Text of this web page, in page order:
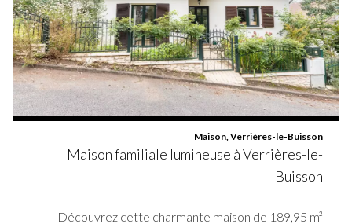
Maison, Verrières-le-Buisson
Maison familiale lumineuse à Verrières-le-
Buisson
Découvrez cette charmante maison de 189,95 m²